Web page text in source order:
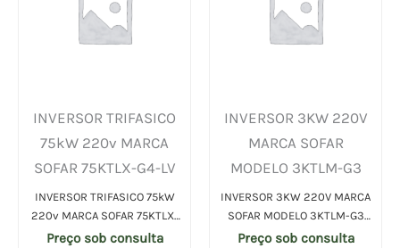
INVERSOR TRIFASICO
75kW 220v MARCA
SOFAR 75KTLX-G4-LV
INVERSOR TRIFASICO 75kW
220v MARCA SOFAR 75KTLX-
G4-LV (UN)
Preço sob consulta
INVERSOR 3KW 220V
MARCA SOFAR
MODELO 3KTLM-G3
INVERSOR 3KW 220V MARCA
SOFAR MODELO 3KTLM-G3
(UN)
Preço sob consulta